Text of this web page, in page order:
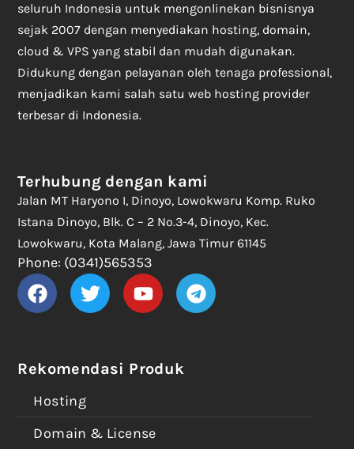
seluruh Indonesia untuk mengonlinekan bisnisnya
sejak 2007 dengan menyediakan hosting, domain,
cloud & VPS yang stabil dan mudah digunakan.
Didukung dengan pelayanan oleh tenaga professional,
menjadikan kami salah satu web hosting provider
terbesar di Indonesia.
Rekomendasi Produk
Hosting
Domain & License
Terhubung dengan kami
Jalan MT Haryono I, Dinoyo, Lowokwaru Komp. Ruko
Istana Dinoyo, Blk. C – 2 No.3-4, Dinoyo, Kec.
Lowokwaru, Kota Malang, Jawa Timur 61145
Phone: (0341)565353